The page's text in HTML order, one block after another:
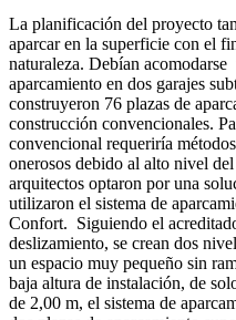
La planificación del proyecto
aparcar en la superficie con el
naturaleza. Debían
aparcamiento en dos garajes
construyeron 76 plazas de
construcción convencionales.
convencional requeriría
onerosos debido al alto nivel
arquitectos optaron por una
utilizaron el sistema de
Confort. Siguiendo el
deslizamiento, se crean dos
un espacio muy pequeño sin
baja altura de instalación, de
de 2,00 m, el sistema de